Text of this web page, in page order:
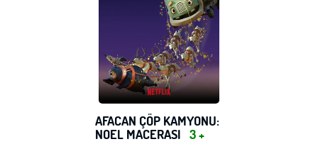
AFACAN ÇÖP KAMYONU:
NOEL MACERASI 3 +